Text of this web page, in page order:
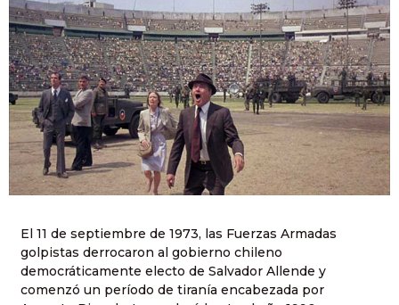
El 11 de septiembre de 1973, las Fuerzas Armadas
golpistas derrocaron al gobierno chileno
democráticamente electo de Salvador Allende y
comenzó un período de tiranía encabezada por